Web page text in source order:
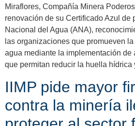
Miraflores, Compañía Minera
renovación de su Certificado Azul de
Nacional del Agua (ANA),
las organizaciones que promueven
agua mediante la implementación de
que permitan reducir la huella
IIMP pide mayor
contra la minería